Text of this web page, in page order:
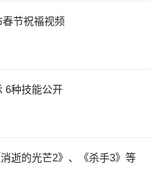
春节祝福视频
6种技能公开
逝的光芒2》、《杀手3》等